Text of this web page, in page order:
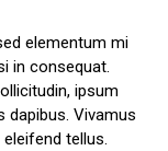
elementum mi
in consequat.
ipsum
dapibus. Vivamus
tellus.